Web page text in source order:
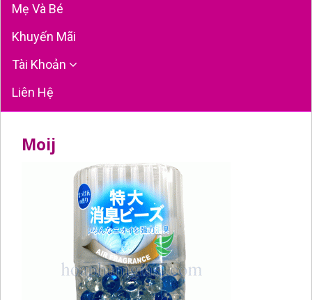
Mẹ Và Bé
Khuyến Mãi
Tài Khoản
Liên Hệ
Moij